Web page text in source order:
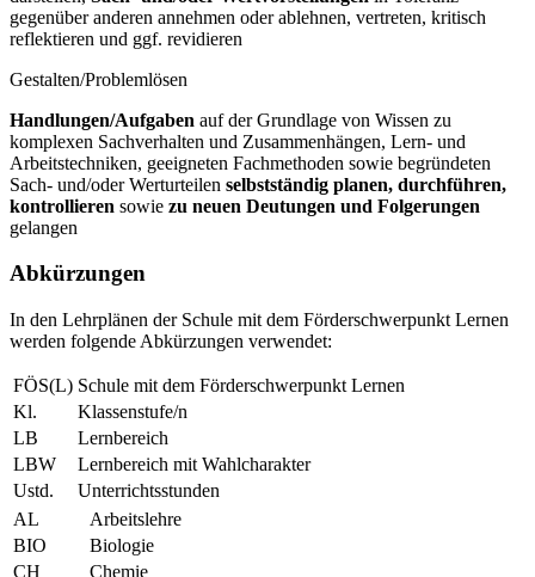
gegenüber anderen annehmen oder ablehnen, vertreten, kritisch
reflektieren und ggf. revidieren
Gestalten/Problemlösen
Handlungen/Aufgaben auf der Grundlage von Wissen zu
komplexen Sachverhalten und Zusammenhängen, Lern- und
Arbeitstechniken, geeigneten Fachmethoden sowie begründeten
Sach- und/oder Werturteilen selbstständig planen, durchführen,
kontrollieren sowie zu neuen Deutungen und Folgerungen
gelangen
Abkürzungen
In den Lehrplänen der Schule mit dem Förderschwerpunkt Lernen
werden folgende Abkürzungen verwendet:
FÖS(L) Schule mit dem Förderschwerpunkt Lernen
Kl.
Klassenstufe/n
LB
Lernbereich
LBW
Lernbereich mit Wahlcharakter
Ustd.
Unterrichtsstunden
AL
Arbeitslehre
BIO
Biologie
CH
Chemie